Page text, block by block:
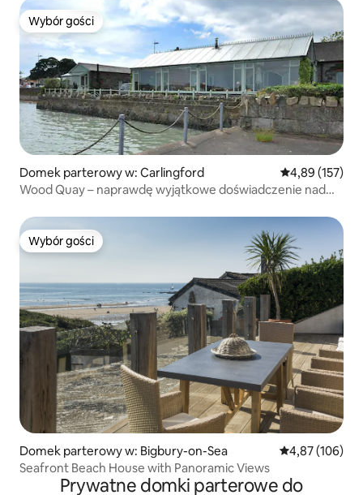
Wybór gości
Wybór gości
Domek parterowy w: Carlingford Średnia
4,89 (157)
Wood Quay – naprawdę wyjątkowe doświadczenie nad
Wybór gości
Wybór gości
Domek parterowy w: Bigbury-on-Sea Średnia
4,87 (106)
Seafront Beach House with Panoramic Views
Prywatne domki parterowe do